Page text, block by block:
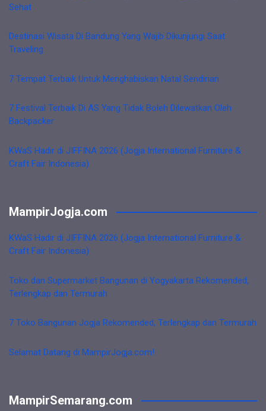
Sehat
Destinasi Wisata Di Bandung Yang Wajib Dikunjungi Saat
Traveling
7 Tempat Terbaik Untuk Menghabiskan Natal Sendirian
7 Festival Terbaik Di AS Yang Tidak Boleh Dilewatkan Oleh
Backpacker
KWaS Hadir di JIFFINA 2026 (Jogja International Furniture &
Craft Fair Indonesia)
MampirJogja.com
KWaS Hadir di JIFFINA 2026 (Jogja International Furniture &
Craft Fair Indonesia)
Toko dan Supermarket Bangunan di Yogyakarta Rekomended,
Terlengkap dan Termurah
7 Toko Bangunan Jogja Rekomended, Terlengkap dan Termurah
Selamat Datang di MampirJogja.com!
MampirSemarang.com